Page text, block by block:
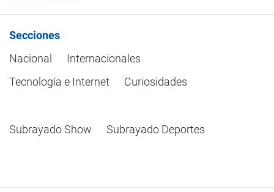
Secciones
Nacional
Internacionales
Tecnología e Internet
Curiosidades
Subrayado Show Subrayado Deportes